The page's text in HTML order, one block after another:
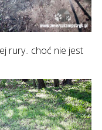
rury.. choć nie jest